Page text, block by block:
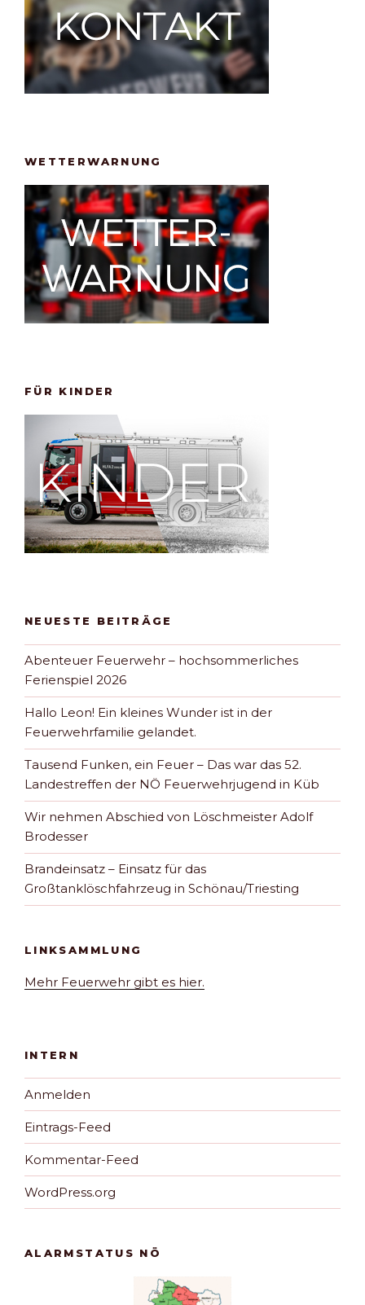
WETTERWARNUNG
FÜR KINDER
NEUESTE BEITRÄGE
Abenteuer Feuerwehr – hochsommerliches
Ferienspiel 2026
Hallo Leon! Ein kleines Wunder ist in der
Feuerwehrfamilie gelandet.
Tausend Funken, ein Feuer – Das war das 52.
Landestreffen der NÖ Feuerwehrjugend in Küb
Wir nehmen Abschied von Löschmeister Adolf
Brodesser
Brandeinsatz – Einsatz für das
Großtanklöschfahrzeug in Schönau/Triesting
LINKSAMMLUNG
Mehr Feuerwehr gibt es hier.
INTERN
Anmelden
Eintrags-Feed
Kommentar-Feed
WordPress.org
ALARMSTATUS NÖ